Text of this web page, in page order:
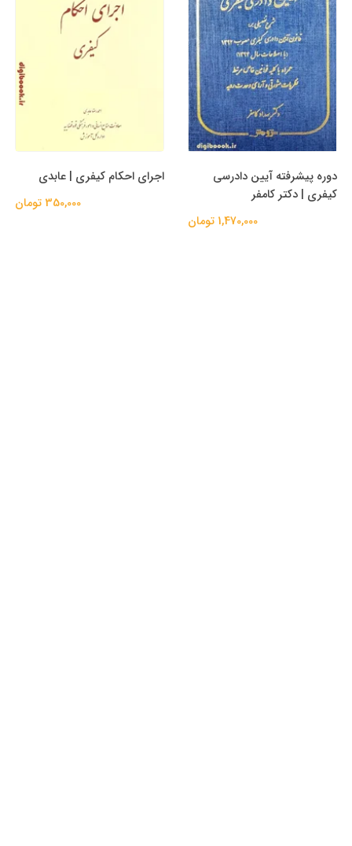
دوره پیشرفته آیین دادرسی
کیفری | دکتر کامفر
1,470,000 تومان
اجرای احکام کیفری | عابدی
350,000 تومان